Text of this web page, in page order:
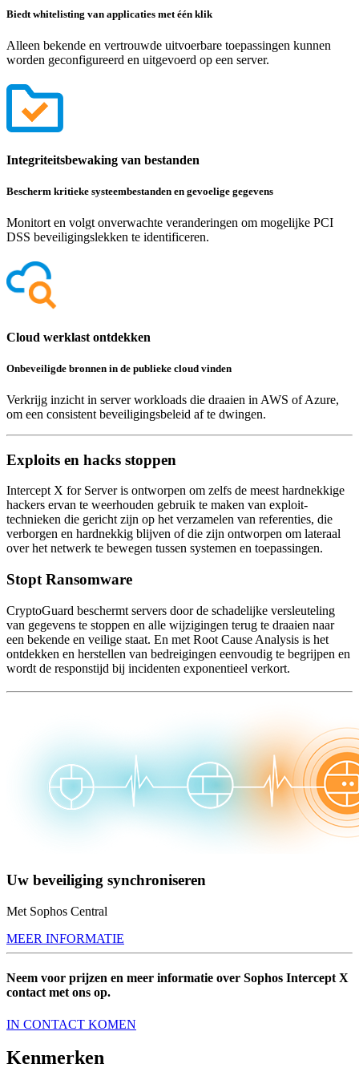
Biedt whitelisting van applicaties met één klik
Alleen bekende en vertrouwde uitvoerbare toepassingen kunnen
worden geconfigureerd en uitgevoerd op een server.
Integriteitsbewaking van bestanden
Bescherm kritieke systeembestanden en gevoelige gegevens
Monitort en volgt onverwachte veranderingen om mogelijke PCI
DSS beveiligingslekken te identificeren.
Cloud werklast ontdekken
Onbeveiligde bronnen in de publieke cloud vinden
Verkrijg inzicht in server workloads die draaien in AWS of Azure,
om een consistent beveiligingsbeleid af te dwingen.
Exploits en hacks stoppen
Intercept X for Server is ontworpen om zelfs de meest hardnekkige
hackers ervan te weerhouden gebruik te maken van exploit-
technieken die gericht zijn op het verzamelen van referenties, die
verborgen en hardnekkig blijven of die zijn ontworpen om lateraal
over het netwerk te bewegen tussen systemen en toepassingen.
Stopt Ransomware
CryptoGuard beschermt servers door de schadelijke versleuteling
van gegevens te stoppen en alle wijzigingen terug te draaien naar
een bekende en veilige staat. En met Root Cause Analysis is het
ontdekken en herstellen van bedreigingen eenvoudig te begrijpen en
wordt de responstijd bij incidenten exponentieel verkort.
Uw beveiliging synchroniseren
Met Sophos Central
MEER INFORMATIE
Neem voor prijzen en meer informatie over Sophos Intercept X
contact met ons op.
IN CONTACT KOMEN
Kenmerken